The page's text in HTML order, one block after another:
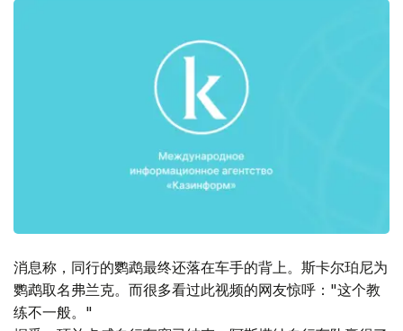
消息称，同行的鹦鹉最终还落在车手的背上。斯卡尔珀尼为
鹦鹉取名弗兰克。而很多看过此视频的网友惊呼："这个教
练不一般。"